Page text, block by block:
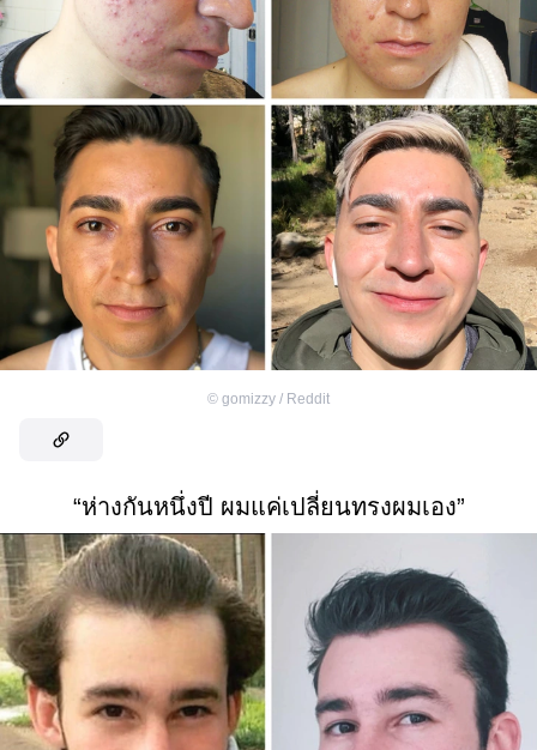
© gomizzy / Reddit
“ห่างกันหนึ่งปี ผมแค่เปลี่ยนทรงผมเอง”